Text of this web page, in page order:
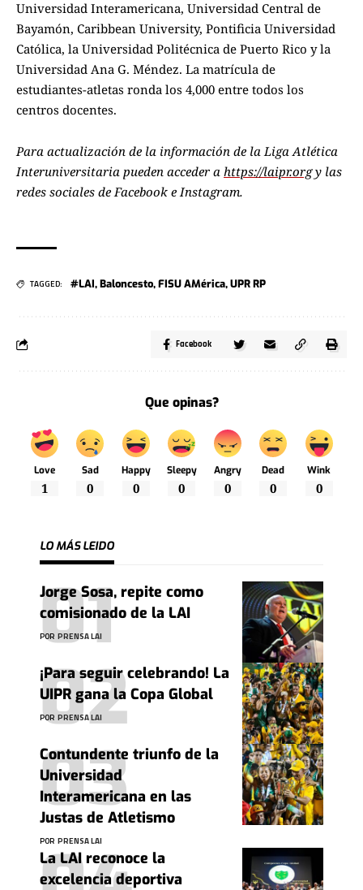
Universidad Interamericana, Universidad Central de
Bayamón, Caribbean University, Pontificia Universidad
Católica, la Universidad Politécnica de Puerto Rico y la
Universidad Ana G. Méndez. La matrícula de
estudiantes-atletas ronda los 4,000 entre todos los
centros docentes.
Para actualización de la información de la Liga Atlética
Interuniversitaria pueden acceder a https://laipr.org y las
redes sociales de Facebook e Instagram.
TAGGED: #LAI,Baloncesto,FISU AMérica,UPR RP
Facebook
Que opinas?
Love
1
Sad
0
Happy
0
Sleepy
0
Angry
0
Dead
0
Wink
0
LO MÁS LEIDO
Jorge Sosa, repite como
comisionado de la LAI
POR PRENSA LAI
¡Para seguir celebrando! La
UIPR gana la Copa Global
POR PRENSA LAI
Contundente triunfo de la
Universidad
Interamericana en las
Justas de Atletismo
POR PRENSA LAI
La LAI reconoce la
excelencia deportiva